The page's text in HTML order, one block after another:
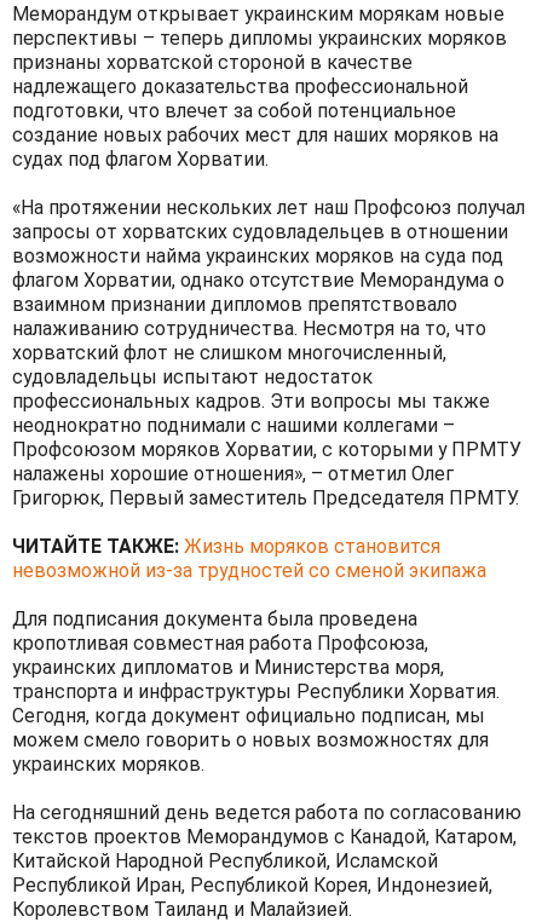
Меморандум открывает украинским морякам новые
перспективы – теперь дипломы украинских моряков
признаны хорватской стороной в качестве
надлежащего доказательства профессиональной
подготовки, что влечет за собой потенциальное
создание новых рабочих мест для наших моряков на
судах под флагом Хорватии.
«На протяжении нескольких лет наш Профсоюз получал
запросы от хорватских судовладельцев в отношении
возможности найма украинских моряков на суда под
флагом Хорватии, однако отсутствие Меморандума о
взаимном признании дипломов препятствовало
налаживанию сотрудничества. Несмотря на то, что
хорватский флот не слишком многочисленный,
судовладельцы испытают недостаток
профессиональных кадров. Эти вопросы мы также
неоднократно поднимали с нашими коллегами –
Профсоюзом моряков Хорватии, с которыми у ПРМТУ
налажены хорошие отношения», – отметил Олег
Григорюк, Первый заместитель Председателя ПРМТУ.
ЧИТАЙТЕ ТАКЖЕ: Жизнь моряков становится
невозможной из-за трудностей со сменой экипажа
Для подписания документа была проведена
кропотливая совместная работа Профсоюза,
украинских дипломатов и Министерства моря,
транспорта и инфраструктуры Республики Хорватия.
Сегодня, когда документ официально подписан, мы
можем смело говорить о новых возможностях для
украинских моряков.
На сегодняшний день ведется работа по согласованию
текстов проектов Меморандумов с Канадой, Катаром,
Китайской Народной Республикой, Исламской
Республикой Иран, Республикой Корея, Индонезией,
Королевством Таиланд и Малайзией.